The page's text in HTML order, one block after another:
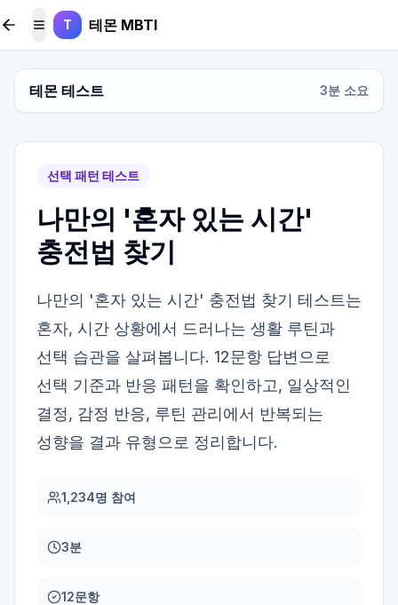
본문 바로가기
메뉴 토글
T 테몬 MBTI
테몬 테스트 3분 소요
선택 패턴 테스트
나만의 '혼자 있는 시간'
충전법 찾기
나만의 '혼자 있는 시간' 충전법 찾기 테스트는
혼자, 시간 상황에서 드러나는 생활 루틴과
선택 습관을 살펴봅니다. 12문항 답변으로
선택 기준과 반응 패턴을 확인하고, 일상적인
결정, 감정 반응, 루틴 관리에서 반복되는
성향을 결과 유형으로 정리합니다.
1,234명 참여
3분
12문항